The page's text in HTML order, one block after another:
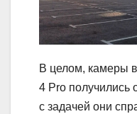
В целом, камеры
4 Pro
с задачей они